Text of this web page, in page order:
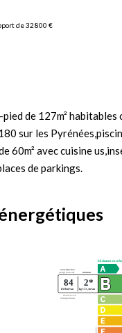
de 32 800 €
de 127m²
sur les
60m² avec cuisine
de parkings.